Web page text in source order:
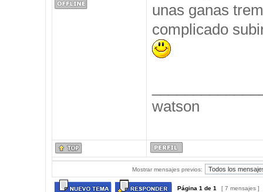
unas ganas
complicado
watson
Mostrar mensajes previos:
Página 1 de 1 [ 7 mensajes ]